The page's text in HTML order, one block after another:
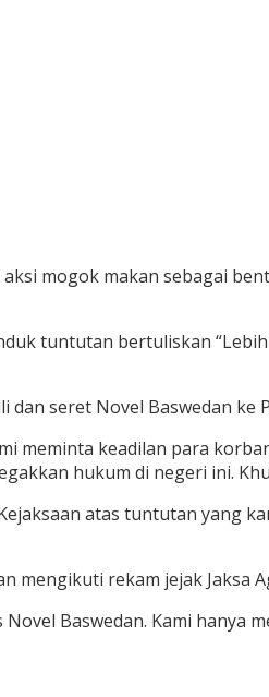
mogok makan sebagai
tuntutan bertuliskan
seret Novel Baswedan ke
keadilan para
hukum di negeri ini.
atas tuntutan yang
mengikuti rekam jejak Jaksa
Baswedan. Kami hanya